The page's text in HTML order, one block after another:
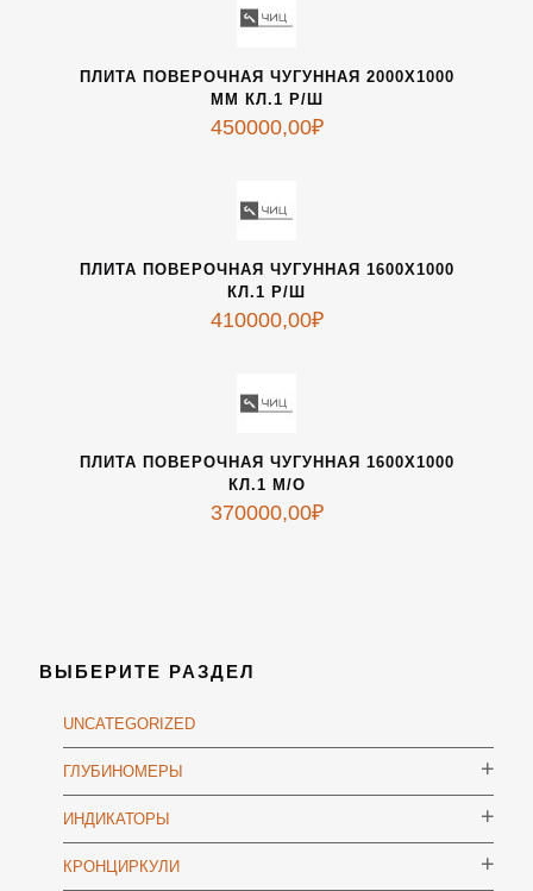
ПЛИТА ПОВЕРОЧНАЯ ЧУГУННАЯ 2000Х1000
ММ КЛ.1 Р/Ш
450000,00₽
ПЛИТА ПОВЕРОЧНАЯ ЧУГУННАЯ 1600Х1000
КЛ.1 Р/Ш
410000,00₽
ПЛИТА ПОВЕРОЧНАЯ ЧУГУННАЯ 1600Х1000
КЛ.1 М/О
370000,00₽
ВЫБЕРИТЕ РАЗДЕЛ
UNCATEGORIZED
ГЛУБИНОМЕРЫ
ИНДИКАТОРЫ
КРОНЦИРКУЛИ